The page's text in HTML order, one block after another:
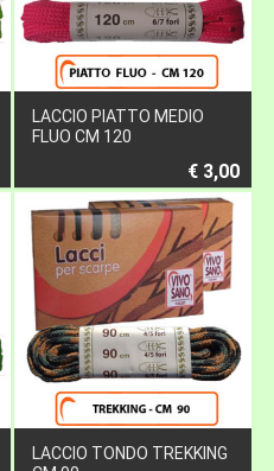
LACCIO PIATTO MEDIO
FLUO CM 120
€ 3,00
LACCIO TONDO TREKKING